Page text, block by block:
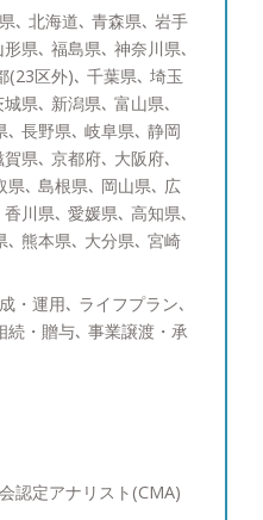
まなお悩みがあるかと
みは、資産運用、贈
事業承継、投資教育、
ます。そのそれぞれに
年以上積み重ねて参り
ーが担当しているお客
お客様にも満足いただ
るかと存じます。 【資
と債券運用への取り組
、ブルームバーグと
資家が愛用する専用情
提供しています。債券
ルリンチPB証券時代に
費留学経験を活かし、
ます。現在ポートフォ
え出来るサービスを提
ています。 【資産運
いて】 富裕層の皆様
､ 北海道､ 青森県､ 岩手
県､ 福島県､ 神奈川県､
(23区外)､ 千葉県､ 埼玉
県､ 新潟県､ 富山県､
長野県､ 岐阜県､ 静岡
県､ 京都府､ 大阪府､
県､ 島根県､ 岡山県､ 広
川県､ 愛媛県､ 高知県､
､ 熊本県､ 大分県､ 宮崎
・運用､ ライフプラン､
続・贈与､ 事業譲渡・承
認定アナリスト(CMA)